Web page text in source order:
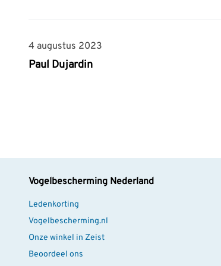
4 augustus 2023
4 augustus 2023
Paul Dujardin
Vogelbescherming Nederland
Ledenkorting
Vogelbescherming.nl
Onze winkel in Zeist
Beoordeel ons